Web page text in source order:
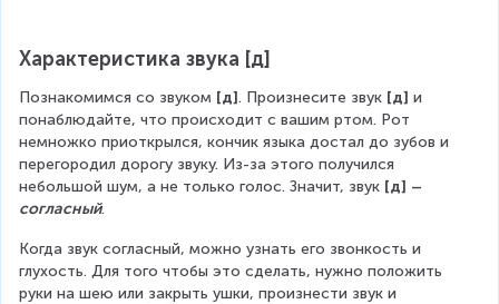
Характеристика звука [д]
Познакомимся со звуком [д]. Произнесите звук [д] и
понаблюдайте, что происходит с вашим ртом. Рот
немножко приоткрылся, кончик языка достал до зубов и
перегородил дорогу звуку. Из-за этого получился
небольшой шум, а не только голос. Значит, звук [д] –
согласный.
Когда звук согласный, можно узнать его звонкость и
глухость. Для того чтобы это сделать, нужно положить
руки на шею или закрыть ушки, произнести звук и